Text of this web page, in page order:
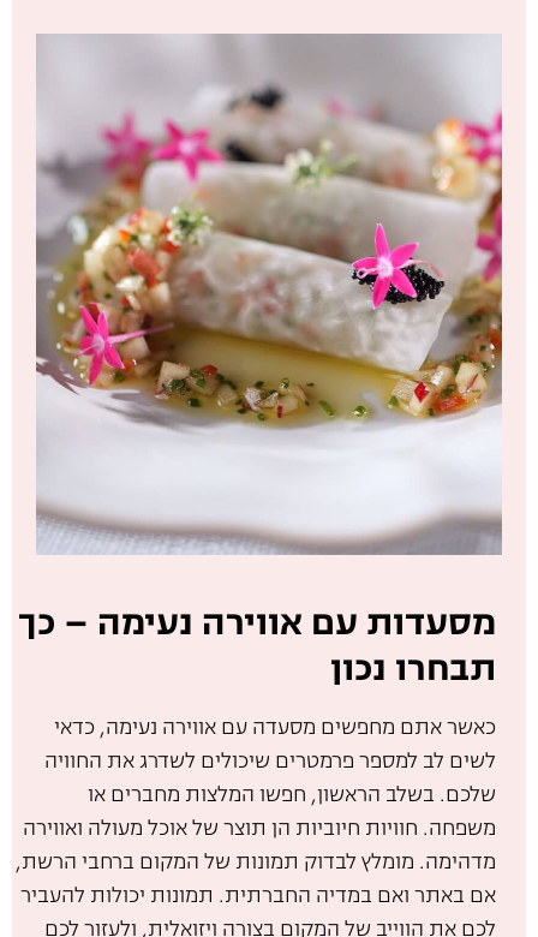
מסעדות עם אווירה נעימה – כך
תבחרו נכון
כאשר אתם מחפשים מסעדה עם אווירה נעימה, כדאי
לשים לב למספר פרמטרים שיכולים לשדרג את החוויה
שלכם. בשלב הראשון, חפשו המלצות מחברים או
משפחה. חוויות חיוביות הן תוצר של אוכל מעולה ואווירה
מדהימה. מומלץ לבדוק תמונות של המקום ברחבי הרשת,
אם באתר ואם במדיה החברתית. תמונות יכולות להעביר
לכם את הווייב של המקום בצורה ויזואלית, ולעזור לכם